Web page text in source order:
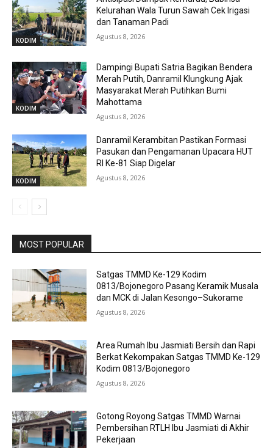
KODIM
Kelurahan Wala Turun Sawah Cek Irigasi
dan Tanaman Padi
Agustus 8, 2026
KODIM
Dampingi Bupati Satria Bagikan Bendera
Merah Putih, Danramil Klungkung Ajak
Masyarakat Merah Putihkan Bumi
Mahottama
Agustus 8, 2026
KODIM
Danramil Kerambitan Pastikan Formasi
Pasukan dan Pengamanan Upacara HUT
RI Ke-81 Siap Digelar
Agustus 8, 2026
MOST POPULAR
Satgas TMMD Ke-129 Kodim
0813/Bojonegoro Pasang Keramik Musala
dan MCK di Jalan Kesongo–Sukorame
Agustus 8, 2026
Area Rumah Ibu Jasmiati Bersih dan Rapi
Berkat Kekompakan Satgas TMMD Ke-129
Kodim 0813/Bojonegoro
Agustus 8, 2026
Gotong Royong Satgas TMMD Warnai
Pembersihan RTLH Ibu Jasmiati di Akhir
Pekerjaan